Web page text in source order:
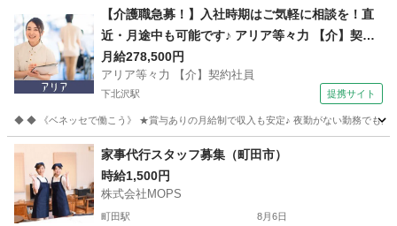
ホームヘルパー スタッフ
【介護職急募！】入社時期はご気軽に相談を！直
近・月途中も可能です♪ アリア等々力 【介】契約
社員 老人介護施設スタッフ
月給278,500円
アリア等々力 【介】契約社員
下北沢駅 提携サイト
◆ ◆ 《ベネッセで働こう》 ★賞与ありの月給制で収入も安定♪ 夜勤がない勤務でも月
東京 世田谷区 下北沢駅 介護
家事代行スタッフ募集（町田市）
時給1,500円
株式会社MOPS
町田駅 8月6日